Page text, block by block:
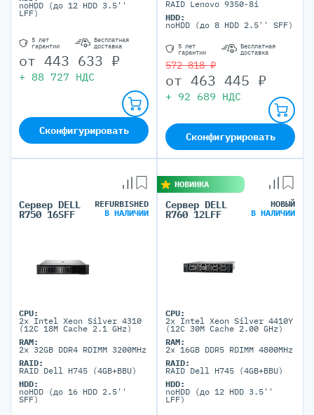
noHDD (до 12 HDD 3.5''
LFF)
5 лет
гарантии
Бесплатная
доставка
от 443 633 ₽
+ 88 727 НДС
Сконфигурировать
RAID Lenovo 9350-8i
HDD:
noHDD (до 8 HDD 2.5'' SFF)
5 лет
гарантии
Бесплатная
доставка
572 818 ₽
от 463 445 ₽
+ 92 689 НДС
Сконфигурировать
Сервер DELL
R750 16SFF
REFURBISHED
В НАЛИЧИИ
CPU:
2x Intel Xeon Silver 4310
(12C 18M Cache 2.1 GHz)
RAM:
2x 32GB DDR4 RDIMM 3200MHz
RAID:
RAID Dell H745 (4GB+BBU)
HDD:
noHDD (до 16 HDD 2.5''
SFF)
НОВИНКА
Сервер DELL
R760 12LFF
НОВЫЙ
В НАЛИЧИИ
CPU:
2x Intel Xeon Silver 4410Y
(12C 30M Cache 2.00 GHz)
RAM:
2x 16GB DDR5 RDIMM 4800MHz
RAID:
RAID Dell H745 (4GB+BBU)
HDD:
noHDD (до 12 HDD 3.5''
LFF)